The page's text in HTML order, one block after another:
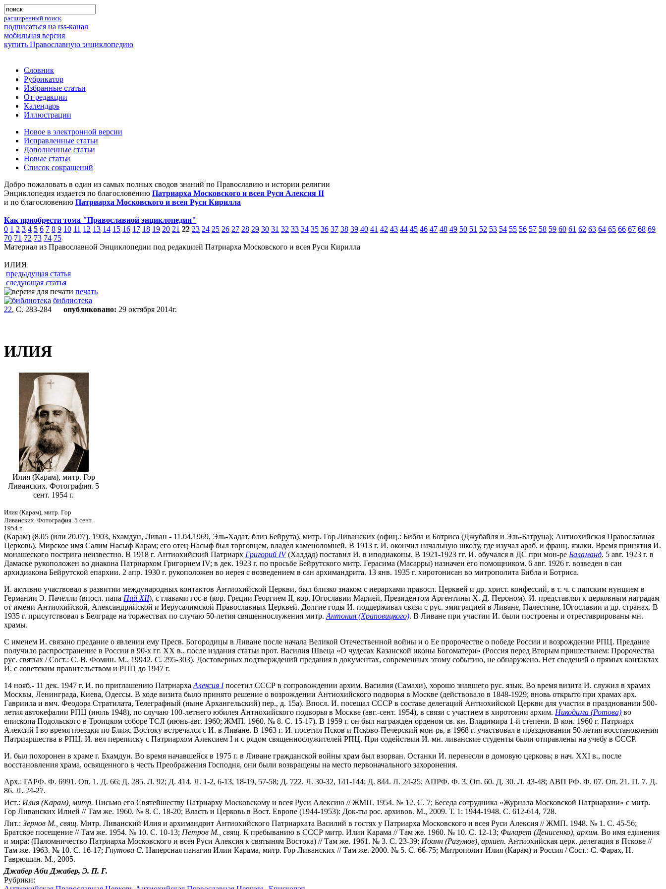
расширенный поиск
подписаться на rss-канал
мобильная версия
купить Православную энциклопедию
Словник
Рубрикатор
Избранные статьи
От редакции
Календарь
Иллюстрации
Новое в электронной версии
Исправленные статьи
Дополненные статьи
Новые статьи
Список сокращений
Добро пожаловать в один из самых полных сводов знаний по Православию и истории религии
Энциклопедия издается по благословению Патриарха Московского и всея Руси Алексия II
и по благословению Патриарха Московского и всея Руси Кирилла
Как приобрести тома "Православной энциклопедии"
0 1 2 3 4 5 6 7 8 9 10 11 12 13 14 15 16 17 18 19 20 21 22 23 24 25 26 27 28 29 30 31 32 33 34 35 36 37 38 39 40 41 42 43 44 45 46 47 48 49 50 51 52 53 54 55 56 57 58 59 60 61 62 63 64 65 66 67 68 69
70 71 72 73 74 75
Материал из Православной Энциклопедии под редакцией Патриарха Московского и всея Руси Кирилла
ИЛИЯ
предыдущая статья
следующая статья
печать
библиотека
22, С. 283-284 опубликовано: 29 октября 2014г.
ИЛИЯ
Илия (Карам), митр. Гор
Ливанских. Фотография. 5
сент. 1954 г.
Илия (Карам), митр. Гор
Ливанских. Фотография. 5 сент.
1954 г.
(Карам) (8.05 (или 20.07). 1903, Бхамдун, Ливан - 11.04.1969, Эль-Хадат, близ Бейрута), митр. Гор Ливанских (офиц.: Библа и Ботриса (Джубайля и Эль-Батруна); Антиохийская Православная
Церковь). Мирское имя Салим Насыф Карам; его отец Насыф был торговцем, владел каменоломней. В 1913 г. И. окончил начальную школу, где изучал араб. и франц. языки. Время принятия И.
монашеского пострига неизвестно. В 1918 г. Антиохийский Патриарх Григорий IV(Хаддад) поставил И. в иподиаконы. В 1921-1923 гг. И. обучался в ДС при мон-ре Баламанд. 5 авг. 1923 г. в
Дамаске рукоположен во диакона Патриархом Григорием IV; в дек. 1923 г. по просьбе Бейрутского митр. Герасима (Масарры) назначен его помощником. 6 авг. 1926 г. возведен в сан
архидиакона Бейрутской епархии. 2 апр. 1930 г. рукоположен во иерея с возведением в сан архимандрита. 13 янв. 1935 г. хиротонисан во митрополита Библа и Ботриса.
И. активно участвовал в развитии международных контактов Антиохийской Церкви, был близко знаком с иерархами правосл. Церквей и др. христ. конфессий, в т. ч. с папским нунцием в
Германии Э. Пачелли (впосл. папа Пий XII), с главами гос-в (кор. Греции Георгием II, кор. Югославии Марией, Президентом Аргентины Х. Д. Пероном). И. представлял к церковным наградам
от имени Антиохийской, Александрийской и Иерусалимской Православных Церквей. Долгие годы И. поддерживал связи с рус. эмиграцией в Ливане, Палестине, Югославии и др. странах. В
1935 г. присутствовал в Белграде на торжествах по случаю 50-летия священнослужения митр. Антония (Храповицкого). В Ливане при участии И. были построены и отреставрированы мн.
храмы.
C именем И. связано предание о явлении ему Пресв. Богородицы в Ливане после начала Великой Отечественной войны и о Ее пророчестве о победе России и возрождении РПЦ. Предание
получило распространение в России в 90-х гг. XX в., после издания статьи прот. Василия Швеца «О чудесах Казанской иконы Богоматери» (Россия перед Вторым пришествием: Пророчества
рус. святых / Сост.: С. В. Фомин. М., 19942. С. 295-303). Достоверных подтверждений предания в документах, современных этому событию, не обнаружено. Нет сведений о прямых контактах
И. с советским правительством и РПЦ до 1947 г.
14 нояб.- 11 дек. 1947 г. И. по приглашению Патриарха Алексия Iпосетил СССР в сопровождении архим. Василия (Самахи), хорошо знавшего рус. язык. Во время визита И. служил в храмах
Москвы, Ленинграда, Киева, Одессы. В ходе визита было принято решение о возрождении Антиохийского подворья в Москве (действовало в 1848-1929; вновь открыто при храмах арх.
Гавриила и вмч. Феодора Стратилата, Телеграфный (ныне Архангельский) пер., д. 15а). Впосл. И. посещал СССР в составе делегаций Антиохийской Церкви для участия в праздновании 500-
летия автокефалии РПЦ (июль 1948), по случаю 100-летнего юбилея Антиохийского подворья в Москве (авг.-сент. 1954), в связи с участием в хиротонии архим. Никодима (Ротова) во
епископа Подольского в Троицком соборе ТСЛ (июнь-авг. 1960; ЖМП. 1960. № 8. С. 15-17). В 1959 г. он был награжден орденом св. кн. Владимира 1-й степени. В кон. 1960 г. Патриарх
Алексий I во время поездки по Ближ. Востоку встречался с И. в Ливане. В 1963 г. И. посетил Псков и Псково-Печерский мон-рь, в 1968 г. участвовал в праздновании 50-летия восстановления
Патриаршества в РПЦ. И. вел переписку с Патриархом Алексием I и с рядом священнослужителей РПЦ. При содействии И. мн. ливанские студенты были отправлены на учебу в СССР.
И. был похоронен в храме г. Бхамдун. Во время начавшейся в 1975 г. в Ливане гражданской войны храм был взорван. Останки И. перенесли в домовую церковь; в нач. XXI в., после
восстановления храма, освященного в честь Преображения Господня, они были возвращены на место первоначального захоронения.
Арх.: ГАРФ. Ф. 6991. Оп. 1. Д. 66; Д. 285. Л. 92; Д. 414. Л. 1-2, 6-13, 18-19, 57-58; Д. 722. Л. 30-32, 141-144; Д. 844. Л. 24-25; АПРФ. Ф. 3. Оп. 60. Д. 30. Л. 43-48; АВП РФ. Ф. 07. Оп. 21. П. 7. Д.
86. Л. 24-27.
Ист.: Илия (Карам), митр. Письмо его Святейшеству Патриарху Московскому и всея Руси Алексию // ЖМП. 1954. № 12. С. 7; Беседа сотрудника «Журнала Московской Патриархии» с митр.
Гор Ливанских Илией // Там же. 1960. № 8. С. 18-20; Власть и Церковь в Вост. Европе (1944-1953): Док-ты рос. архивов. М., 2009. Т. 1: 1944-1948. С. 612-614, 728.
Лит.: Зернов М., свящ. Митр. Ливанский Илия и архимандрит Антиохийского Патриархата Василий в гостях у Патриарха Московского и всея Руси Алексия // ЖМП. 1948. № 1. С. 45-56;
Братское посещение // Там же. 1954. № 10. С. 10-13; Петров М., свящ. К пребыванию в СССР митр. Илии Карама // Там же. 1960. № 10. С. 12-13; Филарет (Денисенко), архим. Во имя единения
и мира: (Паломничество Патриарха Московского и всея Руси Алексия к святыням Востока) // Там же. 1961. № 3. С. 23-39; Иоанн (Разумов), архиеп. Антиохийская церк. делегация в Пскове //
Там же. 1963. № 10. С. 16-17; Гнутова С. Наперсная панагия Илии Карама, митр. Гор Ливанских // Там же. 2000. № 5. С. 66-75; Митрополит Илия (Карам) и Россия / Сост.: С. Фарах, Н.
Гаврюшин. М., 2005.
Джабер Аби Джабер, Э. П. Г.
Рубрики: